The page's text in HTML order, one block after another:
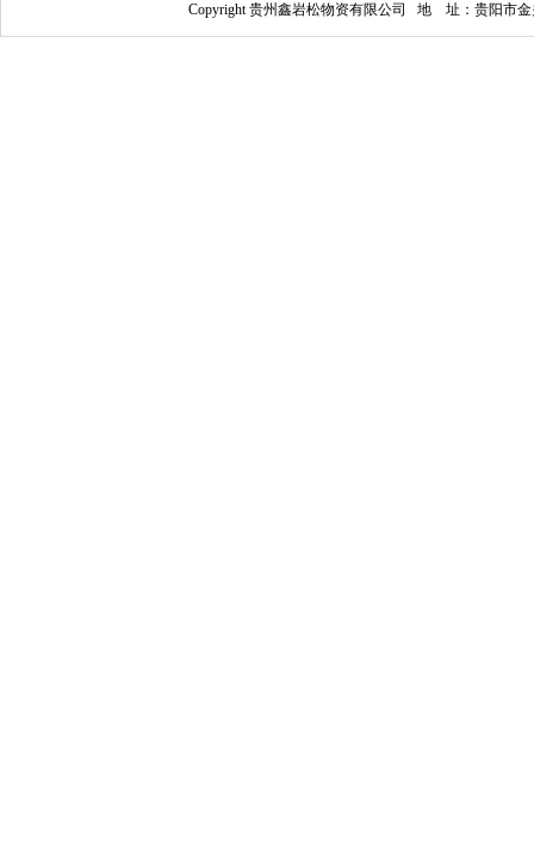
Copyright 贵州鑫岩松物资有限公司 地 址：贵阳市